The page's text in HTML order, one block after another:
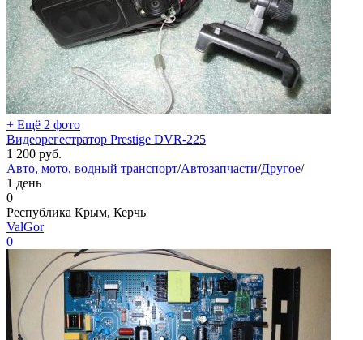
+ Ещё 2 фото
Видеорегестратор Prestige DVR-225
1 200 руб.
Авто, мото, водный транспорт/Автозапчасти/Другое/
1 день
0
Республика Крым, Керчь
ValGor
0